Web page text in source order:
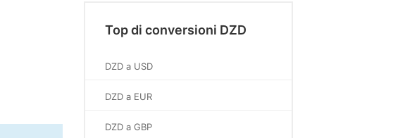
Top di conversioni DZD
DZD a USD
DZD a EUR
DZD a GBP